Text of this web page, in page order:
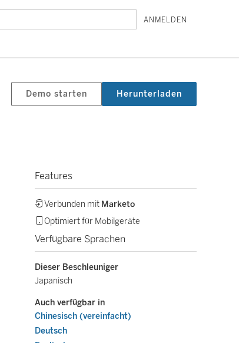
ANMELDEN
Demo starten Herunterladen
Features
Verbunden mit Marketo
Optimiert für Mobilgeräte
Verfügbare Sprachen
Dieser Beschleuniger
Japanisch
Auch verfügbar in
Chinesisch (vereinfacht)
Deutsch